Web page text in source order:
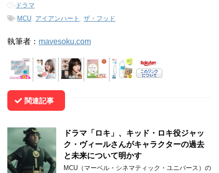
- ドラマ
-MCU アイアンハート ,ザ・フッド
執筆者： mavesoku.com
関連記事
ドラマ「ロキ」、キッド・ロキ役ジャッ
ク・ヴィールさんがキャラクターの過去
と未来について明かす
MCU（マーベル・シネマティック・ユニバース）の